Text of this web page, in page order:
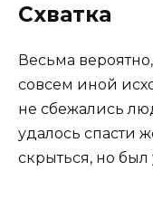
Схватка
Весьма
совсем иной
не сбежались
удалось спасти
скрыться, но был